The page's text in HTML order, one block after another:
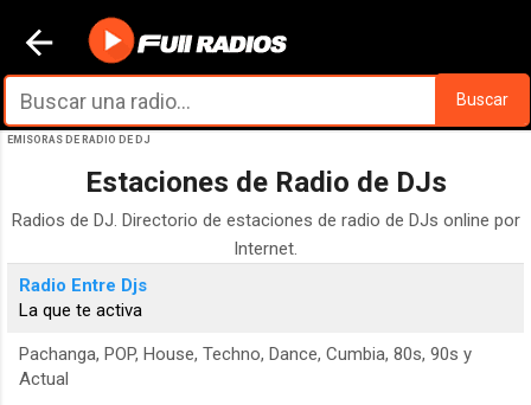
Ir al contenido principal
Buscar
EMISORAS DE RADIO DE DJ
Estaciones de Radio de DJs
Radios de DJ. Directorio de estaciones de radio de DJs online por
Internet.
Radio Entre Djs
La que te activa
Pachanga, POP, House, Techno, Dance, Cumbia, 80s, 90s y
Actual